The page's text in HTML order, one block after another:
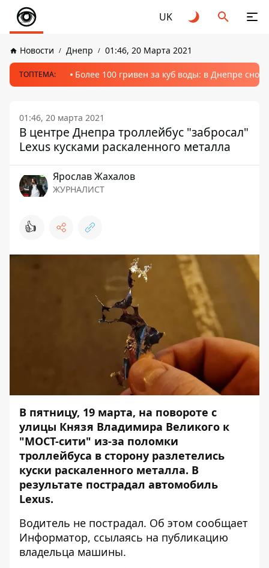
UK
Новости Днепр 01:46, 20 Марта 2021
ТОПТЕМА: Более 100 гривен за куб воды: в Днепре
01:46, 20 марта 2021
В центре Днепра троллейбус "забросал"
Lexus кусками раскаленного металла
Ярослав Жахалов
ЖУРНАЛИСТ
👍
В пятницу, 19 марта, на повороте с
улицы Князя Владимира Великого к
"МОСТ-сити" из-за поломки
троллейбуса в сторону разлетелись
куски раскаленного металла. В
результате пострадал автомобиль
Lexus.
Водитель не пострадал. Об этом сообщает
Информатор, ссылаясь на публикацию
владельца машины.